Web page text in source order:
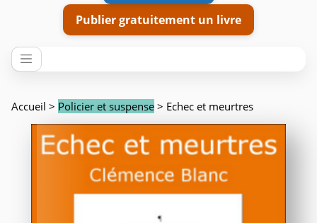
Publier gratuitement un livre
Accueil > Policier et suspense > Echec et meurtres